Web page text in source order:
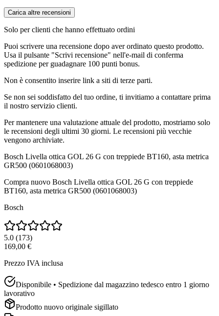
Carica altre recensioni
Solo per clienti che hanno effettuato ordini
Puoi scrivere una recensione dopo aver ordinato questo prodotto.
Usa il pulsante "Scrivi recensione" nell'e-mail di conferma
spedizione per guadagnare 100 punti bonus.
Non è consentito inserire link a siti di terze parti.
Se non sei soddisfatto del tuo ordine, ti invitiamo a contattare prima
il nostro servizio clienti.
Per mantenere una valutazione attuale del prodotto, mostriamo solo
le recensioni degli ultimi 30 giorni. Le recensioni più vecchie
vengono archiviate.
Bosch Livella ottica GOL 26 G con treppiede BT160, asta metrica
GR500 (0601068003)
Compra nuovo Bosch Livella ottica GOL 26 G con treppiede
BT160, asta metrica GR500 (0601068003)
Bosch
5.0 (173)
169,00 €
Prezzo IVA inclusa
Disponibile • Spedizione dal magazzino tedesco entro 1 giorno
lavorativo
Prodotto nuovo originale sigillato